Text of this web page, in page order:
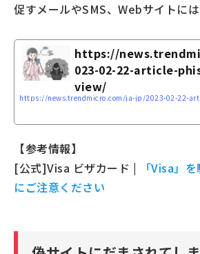
促すメールやSMS、Webサイトには
https://
023-02-22-article-
view/
【参考情報】
[公式]Visa ビザカード |
「Visa」
にご注意ください